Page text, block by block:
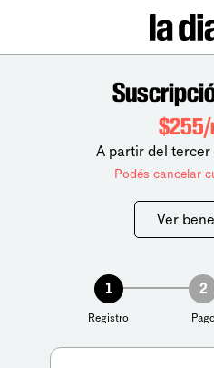
A partir del tercer
Podés cancelar
Ver
1
Registro
2
Pago